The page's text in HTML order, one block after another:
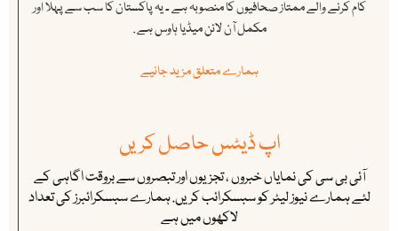
کام کرنے والے ممتاز صحافیوں کا منصوبہ ہے ۔ یہ پاکستان کا سب سے پہلا اور
مکمل آن لائن میڈیا ہاوس ہے .
ہمارے متعلق مزید جانیے
اپ ڈیٹس حاصل کریں
آئی بی سی کی نمایاں خبروں ، تجزیوں اور تبصروں سے بروقت اگاہی کے
لئے ہمارے نیوز لیٹر کو سبسکرائب کریں. ہمارے سبسکرائبرز کی تعداد
لاکھوں میں ہے